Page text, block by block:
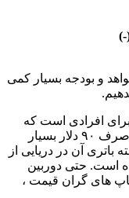
(-
و بودجه بسیار کمی
برای افرادی است که
عاشق یک معامله خوب هستند زیرا فقط با صرف ۹۰ دلار بسیار
باتری آن در دریایی از
است. حتی دوربین
های گران قیمت ،